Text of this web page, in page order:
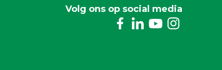
Volg ons op social media